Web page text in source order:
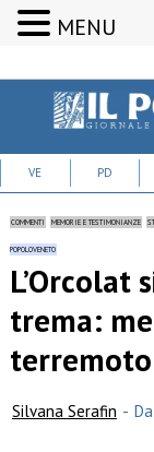
VE PD
COMMENTI MEMORIE E TESTIMONIANZE
POPOLOVENETO
L’Orcolat
trema:
Silvana Serafin -
MENU